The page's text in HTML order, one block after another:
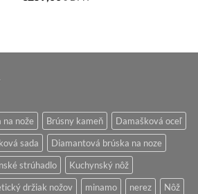
na nože Brúsny kameň
Damašková oceľ
sada
Diamantová brúska na noze
strúhadlo
Kuchynský nôž
držiak nožov
minamo nerez
Nôž